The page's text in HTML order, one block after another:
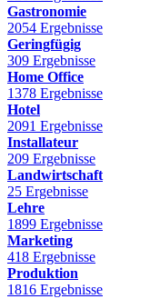
Gastronomie
2054 Ergebnisse
Geringfügig
309 Ergebnisse
Home Office
1378 Ergebnisse
Hotel
2091 Ergebnisse
Installateur
209 Ergebnisse
Landwirtschaft
25 Ergebnisse
Lehre
1899 Ergebnisse
Marketing
418 Ergebnisse
Produktion
1816 Ergebnisse